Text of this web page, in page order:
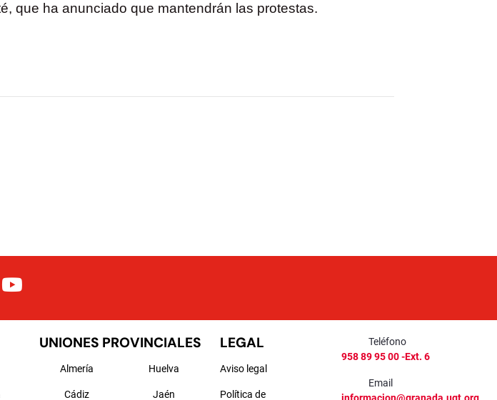
que ha anunciado que mantendrán las protestas.
UNIONES PROVINCIALES
Almería
Cádiz
Huelva
Jaén
LEGAL
Aviso legal
Política de
Teléfono
958 89 95 00 -Ext. 6
Email